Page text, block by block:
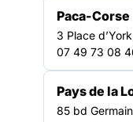
Paca-Corse
3 Place
07 49 73 08
Pays de la
85 bd